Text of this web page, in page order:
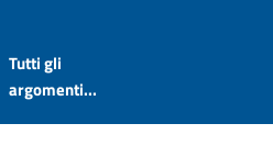
Tutti gli
argomenti...